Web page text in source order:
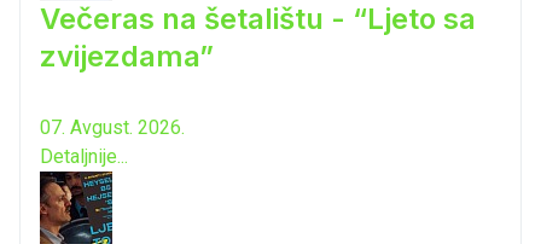
Večeras na šetalištu - “Ljeto sa
zvijezdama”
07. Avgust. 2026.
Detaljnije...